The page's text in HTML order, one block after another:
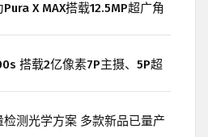
X MAX搭载12.5MP超广角
搭载2亿像素7P主摄、5P超
测光学方案 多款新品已量产